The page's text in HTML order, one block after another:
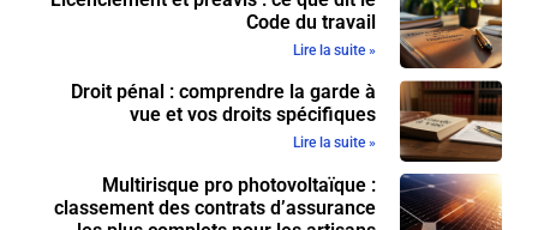
Code du travail
Lire la suite »
Droit pénal : comprendre la garde à
vue et vos droits spécifiques
Lire la suite »
Multirisque pro photovoltaïque :
classement des contrats d’assurance